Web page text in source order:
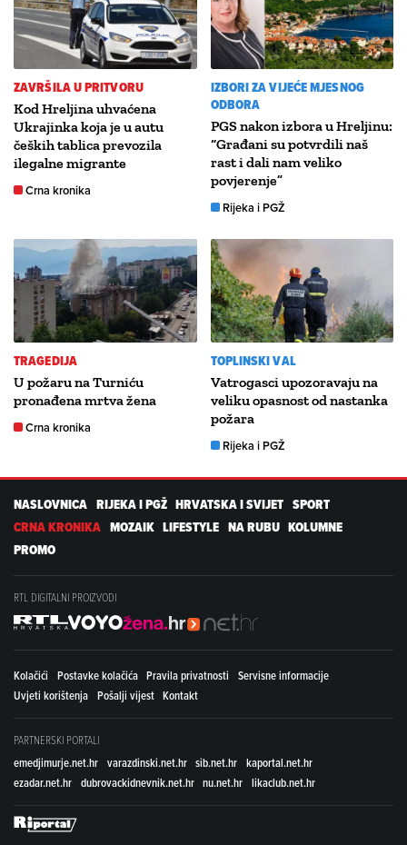
ZAVRŠILA U PRITVORU
Kod Hreljina uhvaćena
Ukrajinka koja je u autu
čeških tablica prevozila
ilegalne migrante
Crna kronika
IZBORI ZA VIJEĆE MJESNOG
ODBORA
PGS nakon izbora u Hreljinu:
“Građani su potvrdili naš
rast i dali nam veliko
povjerenje”
Rijeka i PGŽ
TRAGEDIJA
U požaru na Turniću
pronađena mrtva žena
Crna kronika
TOPLINSKI VAL
Vatrogasci upozoravaju na
veliku opasnost od nastanka
požara
Rijeka i PGŽ
NASLOVNICA RIJEKA I PGŽ HRVATSKA I SVIJET SPORT
CRNA KRONIKA MOZAIK LIFESTYLE NA RUBU KOLUMNE
PROMO
RTL DIGITALNI PROIZVODI
Kolačići Postavke kolačića Pravila privatnosti
Servisne informacije
Uvjeti korištenja Pošalji vijest Kontakt
PARTNERSKI PORTALI
emedjimurje.net.hr varazdinski.net.hr sib.net.hr kaportal.net.hr
ezadar.net.hr dubrovackidnevnik.net.hr nu.net.hr likaclub.net.hr